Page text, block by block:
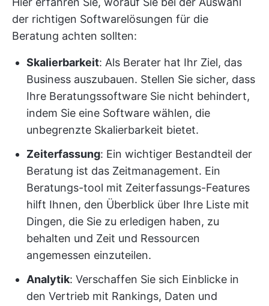
der richtigen Softwarelösungen für die
Beratung achten sollten:
Skalierbarkeit: Als Berater hat Ihr Ziel, das
Business auszubauen. Stellen Sie sicher, dass
Ihre Beratungssoftware Sie nicht behindert,
indem Sie eine Software wählen, die
unbegrenzte Skalierbarkeit bietet.
Zeiterfassung: Ein wichtiger Bestandteil der
Beratung ist das Zeitmanagement. Ein
Beratungs-tool mit Zeiterfassungs-Features
hilft Ihnen, den Überblick über Ihre Liste mit
Dingen, die Sie zu erledigen haben, zu
behalten und Zeit und Ressourcen
angemessen einzuteilen.
Analytik: Verschaffen Sie sich Einblicke in
den Vertrieb mit Rankings, Daten und